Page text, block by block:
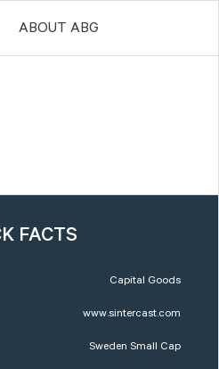
ABOUT ABG
FACTS
Capital Goods
www.sintercast.com
Sweden Small Cap